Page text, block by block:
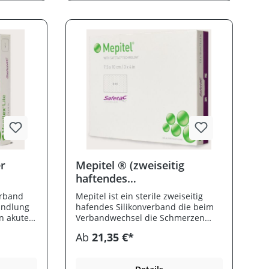
Bewegungsfreiheit
akuten
Mepitel ® (zweiseitig
haftendes
Wunddistanzgitter)
Mepitel ist ein sterile zweiseitig
hafendes Silikonverband die beim
Verbandwechsel die Schmerzen
der Wund.
Ab 21,35 €*